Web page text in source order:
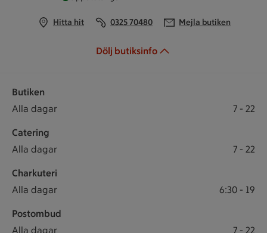
Hitta hit 0325 70480 Mejla butiken
Dölj butiksinfo
Butiken
Butiken öppet: Alla dagar 7 till 22
Alla dagar 7 - 22
Catering
Catering öppet: Alla dagar 7 till 22
Alla dagar 7 - 22
Charkuteri
Charkuteri öppet: Alla dagar 6:30 till 19
Alla dagar 6:30 - 19
Postombud
Postombud öppet: Alla dagar 7 till 22
Alla dagar 7 - 22